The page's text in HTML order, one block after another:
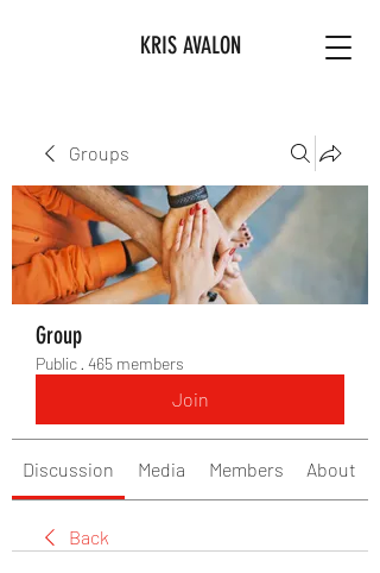
KRIS AVALON
Groups
Group
Public · 465 members
Join
Discussion Media Members About
Back